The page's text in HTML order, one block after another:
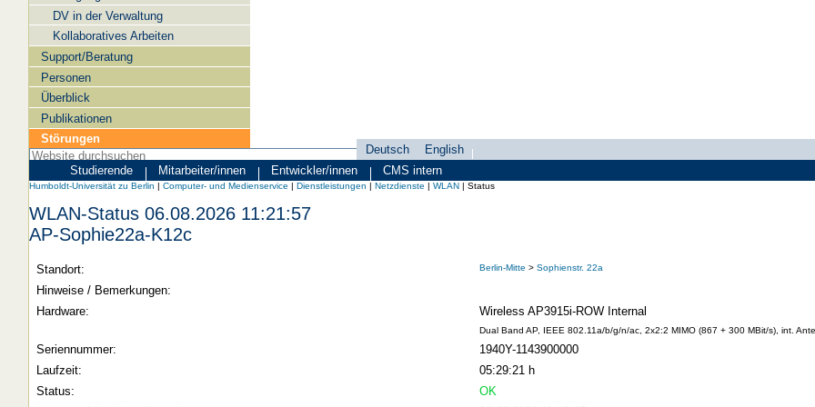
DV in der Verwaltung
Kollaboratives Arbeiten
Support/Beratung
Personen
Überblick
Publikationen
Störungen
Zielgruppen
Studierende Mitarbeiter/innen Entwickler/innen CMS intern
Sprachauswahl
Deutsch
English
search-menu
Humboldt-
Universität
zu
Computer-
und
Medienservice
Humboldt-Universität zu Berlin | Computer- und Medienservice | Dienstleistungen | Netzdienste | WLAN | Status
WLAN-Status 06.08.2026 11:21:57
AP-Sophie22a-K12c
Standort: Berlin-Mitte >Sophienstr. 22a
Hinweise / Bemerkungen:
Hardware:
Wireless AP3915i-ROW Internal
Dual Band AP, IEEE 802.11a/b/g/n/ac, 2x2:2 MIMO (867 + 300 MBit/s), int.
Seriennummer:
1940Y-1143900000
Laufzeit:
05:29:21 h
Status:
OK